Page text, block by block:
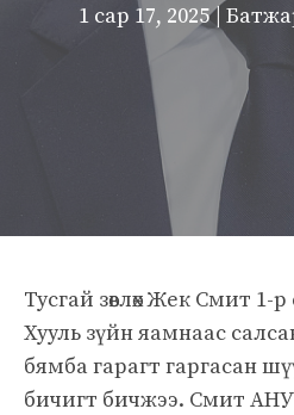
1 сар 17, 2025 |
Тусгай зөвлөх Жек Смит
Хууль зүйн яамнаас
бямба гарагт гаргасан
бичигт бичжээ. Смит